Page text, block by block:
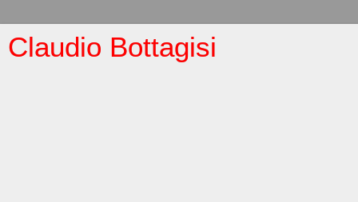
Claudio Bottagisi